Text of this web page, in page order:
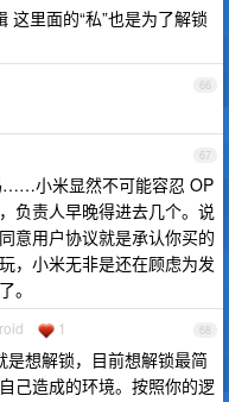
这里面的“私”也是为了解锁
66
67
……小米显然不可能容忍 OP
负责人早晚得进去几个。说
意用户协议就是承认你买的
，小米无非是还在顾虑为发
。
68
1
想解锁，目前想解锁最简
己造成的环境。按照你的逻